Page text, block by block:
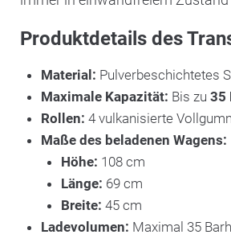
Produktdetails des
Material: Pulverbeschichtetes
Maximale Kapazität: Bis zu 35
Rollen: 4 vulkanisierte
Maße des beladenen Wagens:
Höhe: 108 cm
Länge: 69 cm
Breite: 45 cm
Ladevolumen: Maximal 35